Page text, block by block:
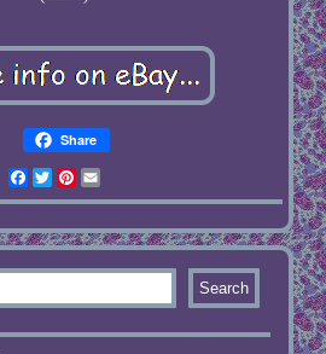
Share
Facebook
TwitterPinterest